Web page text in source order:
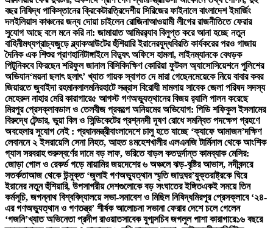
বছর নিষিদ্ধ পাকিস্তানের ক্রিকেটারত্রিদেশীয় সিরিজের ফাইনালে বাংলাদেশ ইমার্জিং
দলইলিয়াস কাঞ্চনের জন্য দোয়া চাইলেন রোজিনাআওয়ামী লীগের রাজনীতিতে ফেরার
সুযোগ আছে বলে মনে করি না: জামায়াত আমিরর‍্যাব বিলুপ্ত করে আনা হচ্ছে নতুন
বাহিনীমধ্যপ্রাচ্যজুড়ে ব্ল্যাকআউটের হুঁশিয়ারি ইরানেরযুদ্ধবিরতি কার্যকরের পরও গাজায়
দৈনিক এক শিশুর প্রাণহানিটাঙ্গাইলে বিদ্যুৎ অফিসে হামলা, লাইনম্যানকে বেধড়ক
পিটুনিকবে ফিরছেন শরিফুল জানাল বিসিবিদক্ষিণ কোরিয়া ফুটবল অ্যাসোসিয়েশনে পুলিশের
অভিযান‘ময়না ছলাৎ ছলাৎ’ খ্যাত গায়ক স্বাগত দে মারা গেছেনমেয়েকে নিয়ে বাবার কবর
জিয়ারতে জুবাইদা রহমানলালমনিরহাটে সন্ত্রাস বিরোধী মামলায় সাবেক জেলা পরিষদ সদস্য
মেহেরুন নাহার মেরি কারাগারে৫ আগস্ট গণঅভ্যুত্থানের বিজয় র‍্যালি পালন করেছে
মিরপুর প্রেসক্লাবডাল ও তেলবীজ প্রকল্পে অনিয়মের অভিযোগ: পিডি শফিকুল ইসলামের
বিরুদ্ধে টেন্ডার, ভুয়া বিল ও সিন্ডিকেটের প্রশ্ননদী দূষণ রোধে সমন্বিত পদক্ষেপ গ্রহণে
অবহেলার সুযোগ নেই : প্রধানমন্ত্রীবাংলাদেশে চালু হতে যাচ্ছে ‘ক্যাফে আমাজন’দক্ষিণ
লেবাননে ২ ইসরায়েলি সেনা নিহত, আহত ৪মহেশখালীর এলএনজি টার্মিনাল থেকে আংশিক
গ্যাস সরবরাহ শুরুস্বর্ণের দামে বড় লাফ, ভরিতে বাড়ল কতদুর্দান্ত কামব্যাক মেসির:
জোড়া গোল ও রেকর্ড গড়ে মায়ামির জয়দেশের ৬ অঞ্চলে ঝড়-বৃষ্টির আভাস, নদীবন্দরে
সতর্কতাআজ থেকে উন্মুক্ত ‘জুলাই গণঅভ্যুত্থান স্মৃতি জাদুঘর’যুক্তরাষ্ট্রকে ঘিরে
ইরানের নতুন হুঁশিয়ারি, উপসাগরীয় দেশগুলোকে বড় সংঘাতের ইঙ্গিতএকই সময়ে তিন
কর্মসূচি, জগন্নাথ বিশ্ববিদ্যালয়ে সভা-সমাবেশ ও মিছিল নিষিদ্ধমিরপুর প্রেসক্লাবে ‘২৪-
এর গণঅভ্যুত্থান ও গণতন্ত্র’ শীর্ষক আলোচনা সভানা ফেরার দেশে চলে গেলেন
‘গজনি’খ্যাত অভিনেতা প্রদীপ রাওয়াতসাবেক যুগ্মসচিব জগলুল পাশা কারাগারে১৬ বছরে